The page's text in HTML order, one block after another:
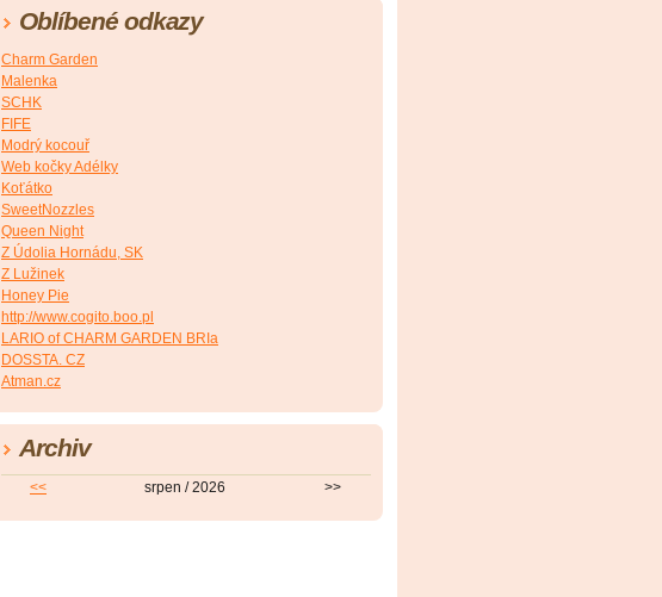
Oblíbené odkazy
Charm Garden
Malenka
SCHK
FIFE
Modrý kocouř
Web kočky Adélky
Koťátko
SweetNozzles
Queen Night
Z Údolia Hornádu, SK
Z Lužinek
Honey Pie
http://www.cogito.boo.pl
LARIO of CHARM GARDEN BRIa
DOSSTA. CZ
Atman.cz
Archiv
<< srpen / 2026 >>